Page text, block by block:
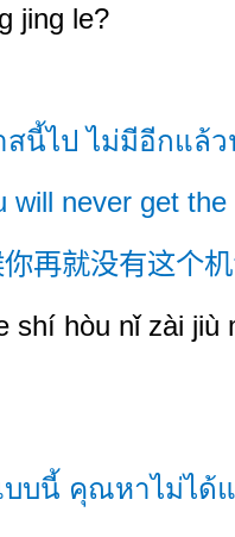
jing le?
สนี้ไป ไม่มีอีกแล้ว
will never get
再就没有这个
shí hòu nǐ zài jiù
บบนี้ คุณหาไม่ได้